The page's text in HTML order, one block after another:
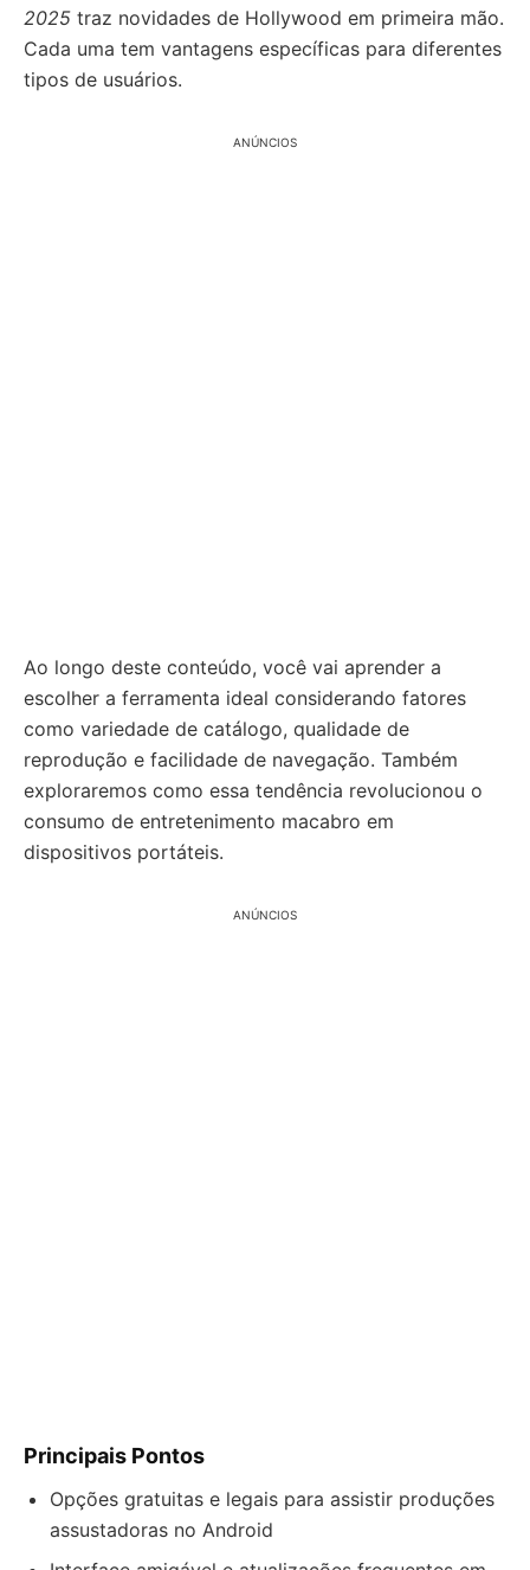
2025 traz novidades de Hollywood em primeira mão.
Cada uma tem vantagens específicas para diferentes
tipos de usuários.
ANÚNCIOS
Ao longo deste conteúdo, você vai aprender a
escolher a ferramenta ideal considerando fatores
como variedade de catálogo, qualidade de
reprodução e facilidade de navegação. Também
exploraremos como essa tendência revolucionou o
consumo de entretenimento macabro em
dispositivos portáteis.
ANÚNCIOS
Principais Pontos
Opções gratuitas e legais para assistir produções
assustadoras no Android